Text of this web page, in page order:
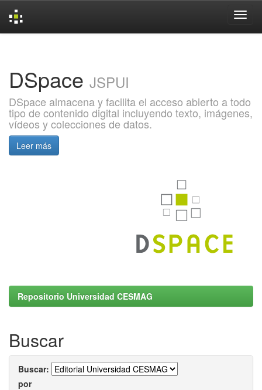
DSpace JSPUI
DSpace almacena y facilita el acceso abierto a todo
tipo de contenido digital incluyendo texto, imágenes,
vídeos y colecciones de datos.
Leer más
Repositorio Universidad CESMAG
Buscar
Buscar:
por